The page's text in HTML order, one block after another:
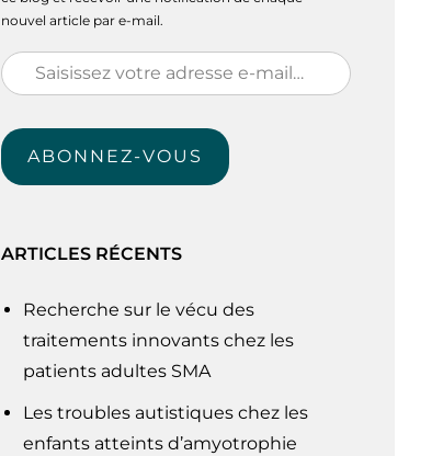
nouvel article par e-mail.
Saisissez
votre
adresse
mail…
ABONNEZ-VOUS
ARTICLES RÉCENTS
Recherche sur le vécu des
traitements innovants chez les
patients adultes SMA
Les troubles autistiques chez les
enfants atteints d’amyotrophie